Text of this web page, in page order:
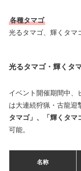
各種タマゴ
光るタマゴ、輝くタマ
光るタマゴ・輝くタ
イベント開催期間中、
は大連続狩猟・古龍迎
タマゴ」、「輝くタマ
可能。
名称